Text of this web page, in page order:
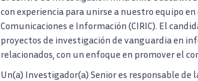
con experiencia para unirse a nuestro equipo
Comunicaciones e Información (CIRIC). El
proyectos de investigación de vanguardia en
relacionados, con un enfoque en promover el
Un(a) Investigador(a) Senior es responsable de